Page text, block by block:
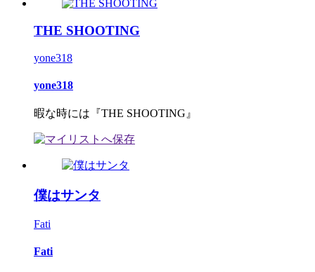
THE SHOOTING
yone318
yone318
暇な時には『THE SHOOTING』
僕はサンタ
Fati
Fati